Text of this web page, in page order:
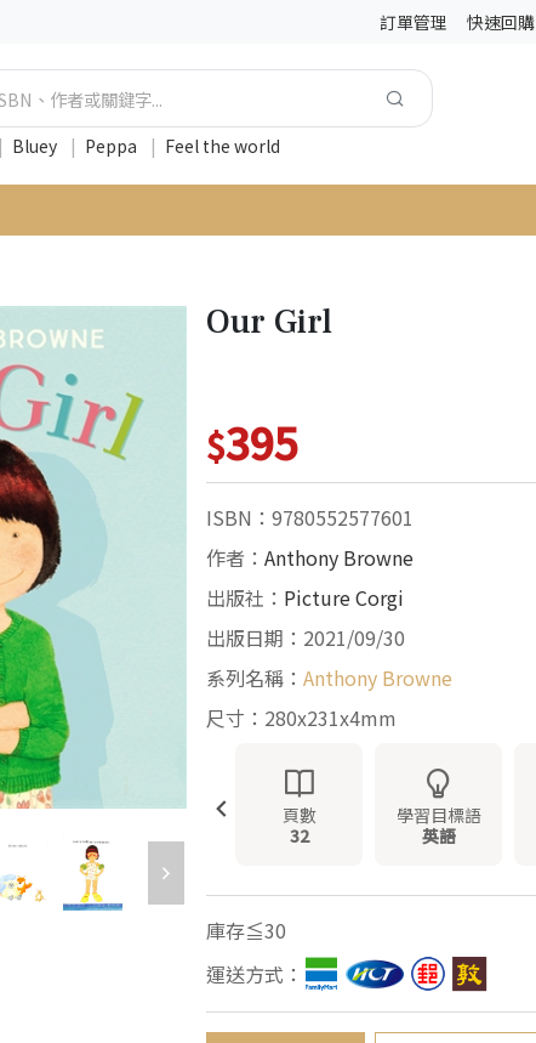
訂單管理 快速回購
| Bluey | Peppa | Feel the world
Our Girl
$395
ISBN：9780552577601
作者：Anthony Browne
出版社： Picture Corgi
出版日期：2021/09/30
系列名稱：Anthony Browne
尺寸：280x231x4mm
頁數
32
學習目標語
英語
庫存≦30
運送方式：